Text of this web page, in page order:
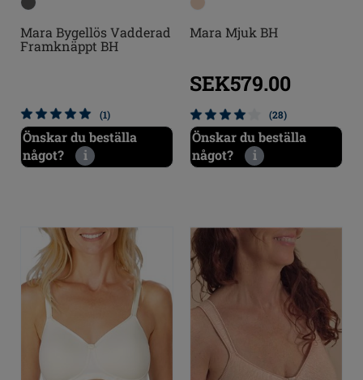
Mara Bygellös Vadderad
Framknäppt BH
(1)
Önskar du beställa
något?
i
Mara Mjuk BH
SEK579.00
(28)
Önskar du beställa
något?
i